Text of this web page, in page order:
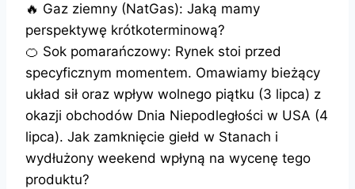
🔥 Gaz ziemny (NatGas): Jaką mamy
perspektywę krótkoterminową?
🍊 Sok pomarańczowy: Rynek stoi przed
specyficznym momentem. Omawiamy bieżący
układ sił oraz wpływ wolnego piątku (3 lipca) z
okazji obchodów Dnia Niepodległości w USA (4
lipca). Jak zamknięcie giełd w Stanach i
wydłużony weekend wpłyną na wycenę tego
produktu?